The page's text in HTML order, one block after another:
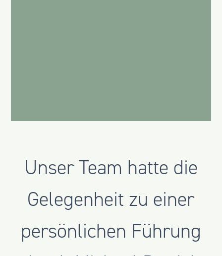
Unser Team hatte die
Gelegenheit zu einer
persönlichen Führung